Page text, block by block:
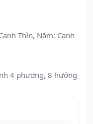
Thìn, Năm: Canh
4 phương, 8 hướng